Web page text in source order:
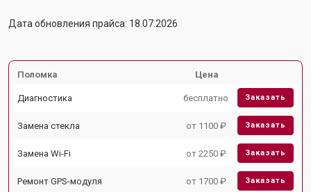
Дата обновления прайса: 18.07.2026
Поломка Цена
Диагностика бесплатно Заказать
Замена стекла от 1100 ₽ Заказать
Замена Wi-Fi от 2250 ₽ Заказать
Ремонт GPS-модуля от 1700 ₽ Заказать